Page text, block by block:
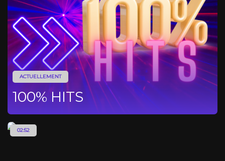
ACTUELLEMENT
100% HITS
02:52